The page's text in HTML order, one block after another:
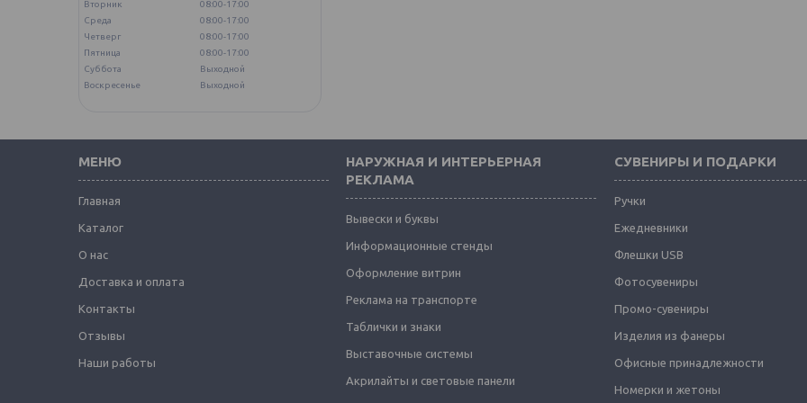
Вторник
08:00-17:00
Среда
08:00-17:00
Четверг
08:00-17:00
Пятница
08:00-17:00
Суббота
Выходной
Воскресенье
Выходной
МЕНЮ
Главная
Каталог
О нас
Доставка и оплата
Контакты
Отзывы
Наши работы
НАРУЖНАЯ И ИНТЕРЬЕРНАЯ
РЕКЛАМА
Вывески и буквы
Информационные стенды
Оформление витрин
Реклама на транспорте
Таблички и знаки
Выставочные системы
Акрилайты и световые панели
СУВЕНИРЫ И ПОДАРКИ
Ручки
Ежедневники
Флешки USB
Фотосувениры
Промо-сувениры
Изделия из фанеры
Офисные принадлежности
Номерки и жетоны